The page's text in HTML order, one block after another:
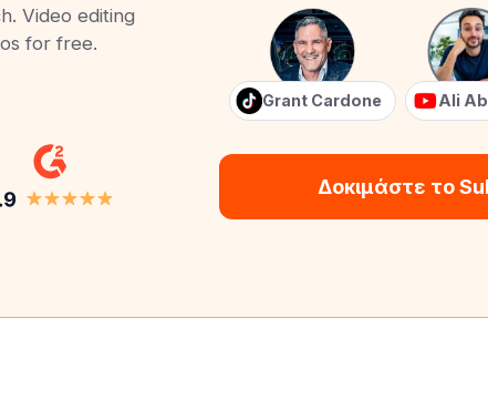
Video editing
for free.
Grant Cardone Ali
Δοκιμάστε το